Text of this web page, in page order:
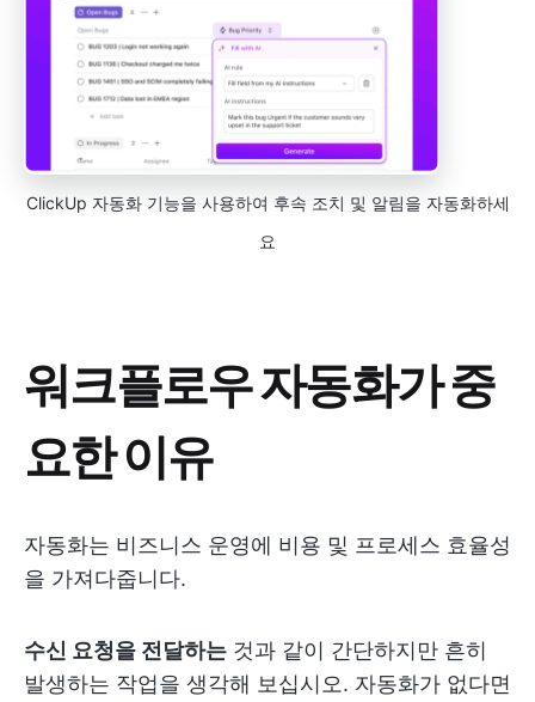
ClickUp 자동화 기능을 사용하여 후속 조치 및 알림을 자동화하세
요
워크플로우 자동화가 중
요한 이유
자동화는 비즈니스 운영에 비용 및 프로세스 효율성
을 가져다줍니다.
수신 요청을 전달하는 것과 같이 간단하지만 흔히
발생하는 작업을 생각해 보십시오. 자동화가 없다면